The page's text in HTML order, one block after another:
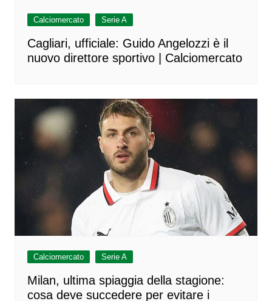
Calciomercato Serie A
Cagliari, ufficiale: Guido Angelozzi è il
nuovo direttore sportivo | Calciomercato
Calciomercato Serie A
Milan, ultima spiaggia della stagione:
cosa deve succedere per evitare i